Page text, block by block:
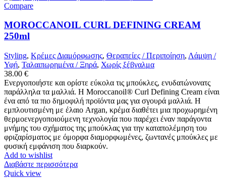
Compare
MOROCCANOIL CURL DEFINING CREAM
250ml
Styling, Κρέμες Διαμόρφωσης, Θεραπείες / Περιποίηση, Λάμψη /
Υφή, Ταλαιπωρημένα / Ξηρά, Χωρίς ξέβγαλμα
38.00 €
Ενεργοποιήστε και ορίστε εύκολα τις μπούκλες, ενυδατώνονατς
παράλληλα τα μαλλιά. Η Moroccanoil® Curl Defining Cream είναι
ένα από τα πιο δημοφιλή προϊόντα μας για σγουρά μαλλιά. Η
εμπλουτισμένη με έλαιο Argan, κρέμα διαθέτει μια προχωρημένη
θερμοενεργοποιούμενη τεχνολογία που παρέχει έναν παράγοντα
μνήμης του σχήματος της μπούκλας για την καταπολέμηση του
φριζαρίσματος με όμορφα διαμορφωμένες, ζωντανές μπούκλες με
φυσική εμφάνιση που διαρκούν.
Add to wishlist
Διαβάστε περισσότερα
Quick view